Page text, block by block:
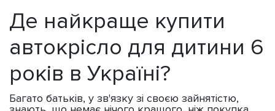
Де найкраще купити
автокрісло для дитини 6
років в Україні?
Багато батьків, у зв'язку зі своєю зайнятістю,